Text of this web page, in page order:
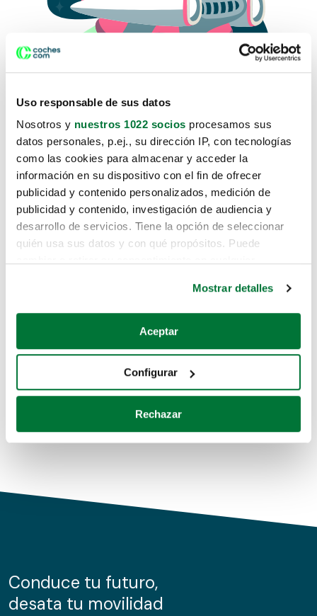
Uso responsable de sus datos
Nosotros y nuestros 1022 socios procesamos sus
datos personales, p.ej., su dirección IP, con tecnologías
como las cookies para almacenar y acceder la
información en su dispositivo con el fin de ofrecer
publicidad y contenido personalizados, medición de
publicidad y contenido, investigación de audiencia y
desarrollo de servicios. Tiene la opción de seleccionar
quién usa sus datos y con qué propósitos. Puede
Si lo permite, también quisiéramos:
Recopilar información sobre su ubicación geográfica
Identificar su dispositivo analizándolo activamente
para buscar características específicas (huellas
Obtenga más información sobre cómo se procesan sus
de cookies.
información sobre el uso que haga del sitio web con
nuestros partners de redes sociales, publicidad y análisis
Mostrar detalles
Aceptar
Configurar
Rechazar
Lo sentimos, no sabemos como
te hemos traido hasta aquí.
Pero puedes encontrar el coche que estás
buscando en alguno de estos enlaces:
Coches de segunda mano
Coches de km0
Conduce tu futuro,
desata tu movilidad